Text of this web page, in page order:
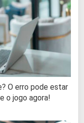
O erro pode estar
o jogo agora!